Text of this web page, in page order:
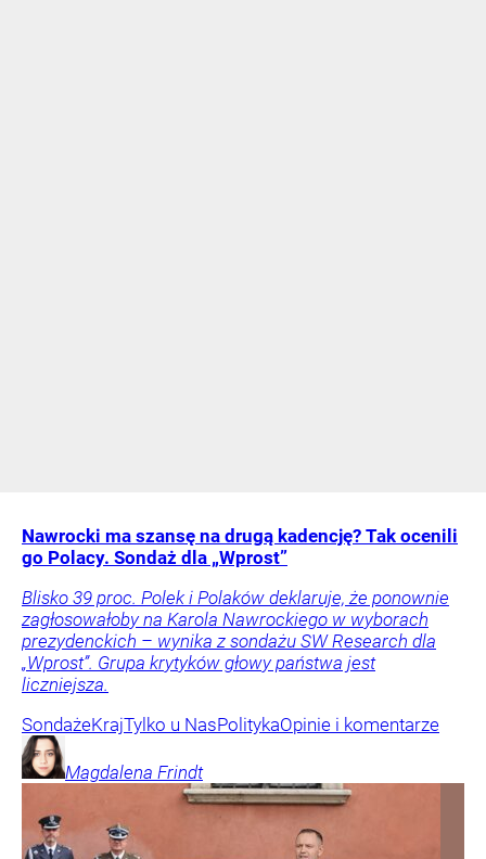
Nawrocki ma szansę na drugą kadencję? Tak ocenili
go Polacy. Sondaż dla „Wprost”
Blisko 39 proc. Polek i Polaków deklaruje, że ponownie
zagłosowałoby na Karola Nawrockiego w wyborach
prezydenckich – wynika z sondażu SW Research dla
„Wprost”. Grupa krytyków głowy państwa jest
liczniejsza.
SondażeKrajTylko u NasPolitykaOpinie i komentarze
Magdalena Frindt